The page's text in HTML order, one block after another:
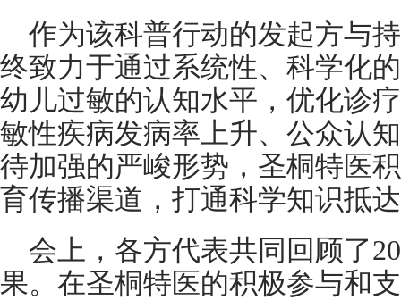
作为该科普行动的发起方与
终致力于通过系统性、科学化
幼儿过敏的认知水平，优化诊
敏性疾病发病率上升、公众认
待加强的严峻形势，圣桐特医
育传播渠道，打通科学知识抵
会上，各方代表共同回顾了
果。在圣桐特医的积极参与和